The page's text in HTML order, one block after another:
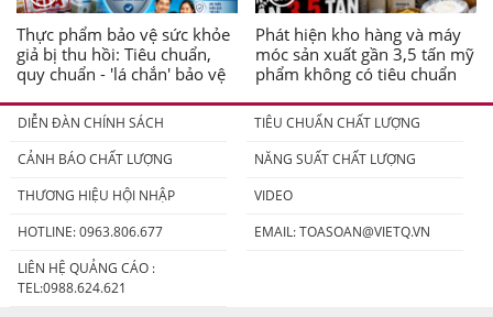
Thực phẩm bảo vệ sức khỏe
giả bị thu hồi: Tiêu chuẩn,
quy chuẩn - 'lá chắn' bảo vệ
Phát hiện kho hàng và máy
móc sản xuất gần 3,5 tấn mỹ
phẩm không có tiêu chuẩn
DIỄN ĐÀN CHÍNH SÁCH
TIÊU CHUẨN CHẤT LƯỢNG
CẢNH BÁO CHẤT LƯỢNG
NĂNG SUẤT CHẤT LƯỢNG
THƯƠNG HIỆU HỘI NHẬP
VIDEO
HOTLINE: 0963.806.677
EMAIL:TOASOAN@VIETQ.VN
LIÊN HỆ QUẢNG CÁO :
TEL:0988.624.621